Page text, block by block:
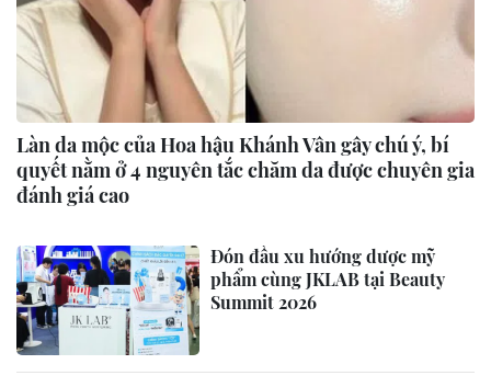
Làn da mộc của Hoa hậu Khánh Vân gây chú ý, bí
quyết nằm ở 4 nguyên tắc chăm da được chuyên gia
đánh giá cao
Đón đầu xu hướng dược mỹ
phẩm cùng JKLAB tại Beauty
Summit 2026